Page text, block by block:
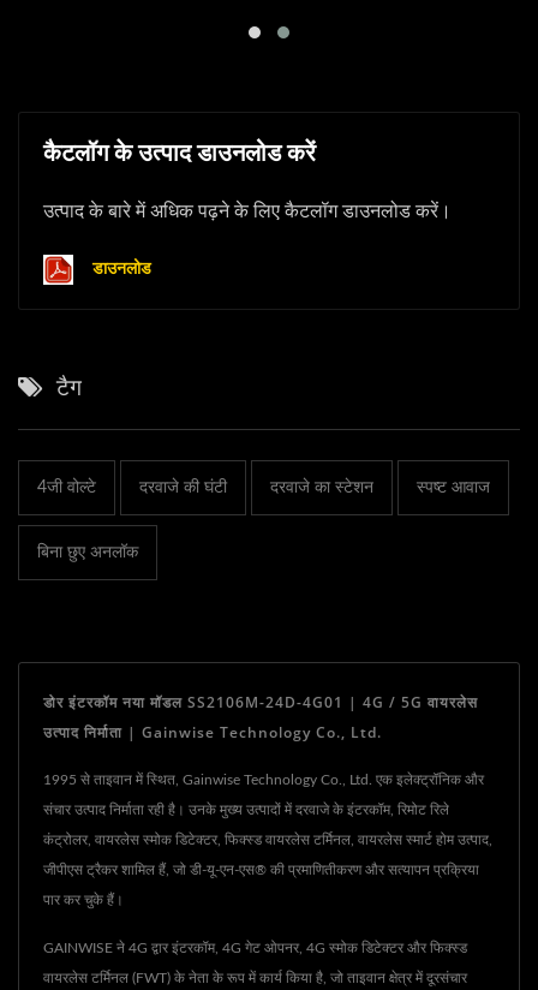
कैटलॉग के उत्पाद डाउनलोड करें
उत्पाद के बारे में अधिक पढ़ने के लिए कैटलॉग डाउनलोड करें।
डाउनलोड
टैग
4जी वोल्टे दरवाजे की घंटी दरवाजे का स्टेशन स्पष्ट आवाज
बिना छुए अनलॉक
डोर इंटरकॉम नया मॉडल SS2106M-24D-4G01 | 4G / 5G वायरलेस
उत्पाद निर्माता | Gainwise Technology Co., Ltd.
1995 से ताइवान में स्थित, Gainwise Technology Co., Ltd. एक इलेक्ट्रॉनिक और
संचार उत्पाद निर्माता रही है। उनके मुख्य उत्पादों में दरवाजे के इंटरकॉम, रिमोट रिले
कंट्रोलर, वायरलेस स्मोक डिटेक्टर, फिक्स्ड वायरलेस टर्मिनल, वायरलेस स्मार्ट होम उत्पाद,
जीपीएस ट्रैकर शामिल हैं, जो डी-यू-एन-एस® की प्रमाणितीकरण और सत्यापन प्रक्रिया
पार कर चुके हैं।
GAINWISE ने 4G द्वार इंटरकॉम, 4G गेट ओपनर, 4G स्मोक डिटेक्टर और फिक्स्ड
वायरलेस टर्मिनल (FWT) के नेता के रूप में कार्य किया है, जो ताइवान क्षेत्र में दूरसंचार